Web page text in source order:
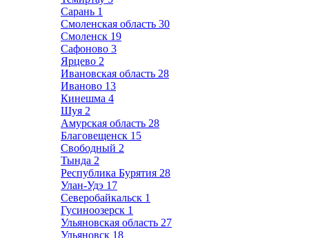
Сарань 1
Смоленская область 30
Смоленск 19
Сафоново 3
Ярцево 2
Ивановская область 28
Иваново 13
Кинешма 4
Шуя 2
Амурская область 28
Благовещенск 15
Свободный 2
Тында 2
Республика Бурятия 28
Улан-Удэ 17
Северобайкальск 1
Гусиноозерск 1
Ульяновская область 27
Ульяновск 18